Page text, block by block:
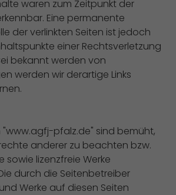
waren zum Zeitpunkt der
Eine permanente
der verlinkten Seiten ist jedoch
einer Rechtsverletzung
bekannt werden von
werden wir derartige Links
"www.agfj-pfalz.de" sind bemüht,
anderer zu beachten bzw.
sowie lizenzfreie Werke
durch die Seitenbetreiber
Werke auf diesen Seiten